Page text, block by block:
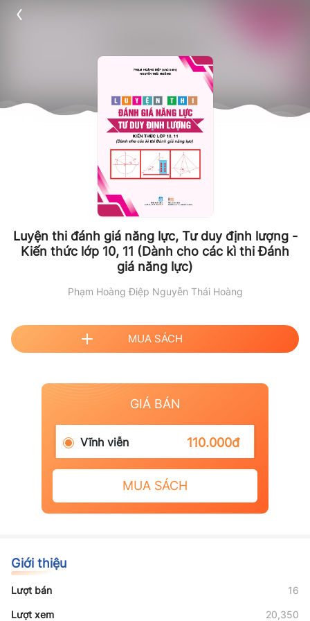
Luyện thi đánh giá năng lực, Tư duy định lượng -
Kiến thức lớp 10, 11 (Dành cho các kì thi Đánh
giá năng lực)
Phạm Hoàng Điệp Nguyễn Thái Hoàng
MUA SÁCH
GIÁ BÁN
Vĩnh viễn 110.000đ
MUA SÁCH
Giới thiệu
Lượt bán 16
Lượt xem 20,350